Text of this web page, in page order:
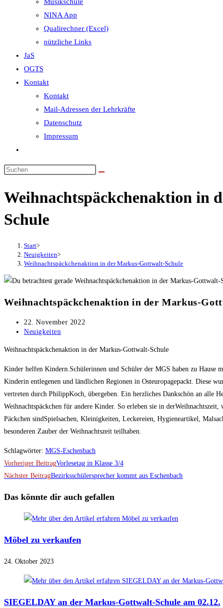
NINA App
Qualirechner (Excel)
nützliche Links
JaS
OGTS
Kontakt
Kontakt
Mail-Adressen der Lehrkräfte
Datenschutz
Impressum
umschalten
Weihnachtspäckchenaktion in
Schule
Start>
Neuigkeiten>
Weihnachtspäckchenaktion in der Markus-Gottwalt-Schule
Weihnachtspäckchenaktion in der Markus-
Beitrag
veröffentlicht:
22. November 2022
Beitrags-
Neuigkeiten
Weihnachtspäckchenaktion in der Markus-Gottwalt-Schule
Kinder helfen Kindern.Schülerinnen und Schüler der MGS haben zu
Kinderin entlegenen und ländlichen Regionen in Osteuropagepackt. Diese
vertreten durch PhilippKoch, übergeben. Ein herzliches Dankschön an alle
Weihnachtspäckchen für andere Kinder. So erleben sie in
Päckchen sindSpielsachen, Kleinigkeiten, Leckereien, Hygieneartikel,
besonderen Zauber der Weihnachtszeit teilhaben.
Schlagwörter: MGS-Eschenbach
Weitere
Artikel
ansehen
Vorheriger BeitragVorlesetag in Klasse 3/4
Nächster BeitragBezirksschülersprecher kommt aus Eschenbach
Das könnte dir auch gefallen
Möbel zu verkaufen
24. Oktober 2023
SIEGELDAY an der Markus-Gottwalt-Schule am 02.12.